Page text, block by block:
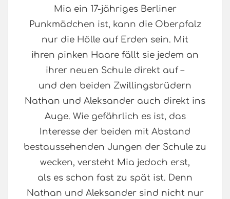
Mia ein 17-jähriges Berliner
Punkmädchen ist, kann die Oberpfalz
nur die Hölle auf Erden sein. Mit
ihren pinken Haare fällt sie jedem an
ihrer neuen Schule direkt auf –
und den beiden Zwillingsbrüdern
Nathan und Aleksander auch direkt ins
Auge. Wie gefährlich es ist, das
Interesse der beiden mit Abstand
bestaussehenden Jungen der Schule zu
wecken, versteht Mia jedoch erst,
als es schon fast zu spät ist. Denn
Nathan und Aleksander sind nicht nur